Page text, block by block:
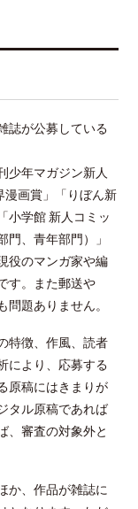
誌が公募している
少年マガジン新人
漫画賞」「りぼん新
小学館 新人コミッ
、青年部門）」
役のマンガ家や編
す。また郵送や
題ありません。
特徴、作風、読者
により、応募する
原稿にはきまりが
タル原稿であれば
、審査の対象外と
か、作品が雑誌に